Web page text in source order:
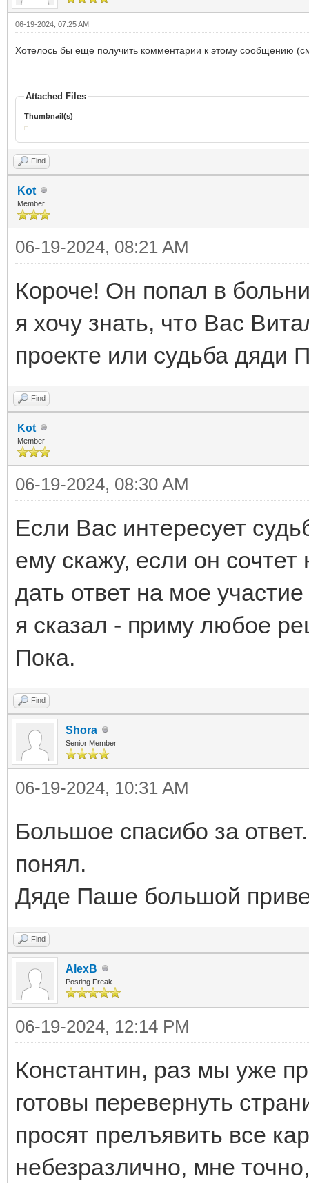
06-19-2024, 07:25 AM
Хотелось бы еще получить комментарии к этому сообщению
Attached Files
Thumbnail(s)
Find
Kot
Member
06-19-2024, 08:21 AM
Короче! Он попал в
я хочу знать, что Вас
проекте или судьба дяди
Find
Kot
Member
06-19-2024, 08:30 AM
Если Вас интересует
ему скажу, если он
дать ответ на мое
я сказал - приму любое
Пока.
Find
Shora
Senior Member
06-19-2024, 10:31 AM
Большое спасибо за
понял.
Дяде Паше большой
Find
AlexB
Posting Freak
06-19-2024, 12:14 PM
Константин, раз мы уже
готовы перевернуть
просят прелъявить все
небезразлично, мне